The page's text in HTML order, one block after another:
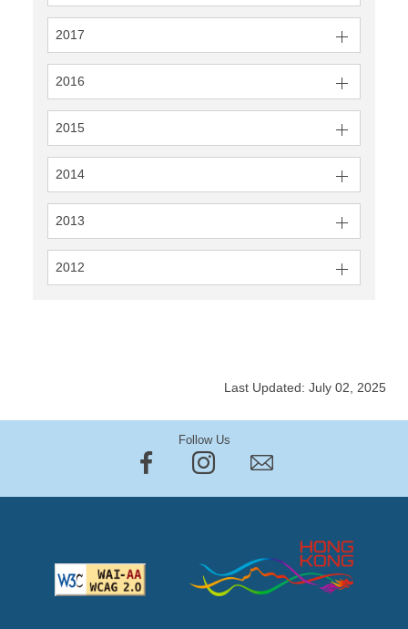
2017
2016
2015
2014
2013
2012
Last Updated: July 02, 2025
Follow Us